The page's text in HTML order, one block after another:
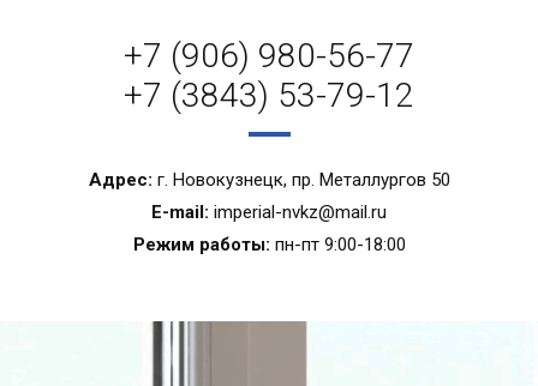
+7 (906) 980-56-77
+7 (3843) 53-79-12
Адрес: г. Новокузнецк, пр. Металлургов 50
E-mail: imperial-nvkz@mail.ru
Режим работы: пн-пт 9:00-18:00